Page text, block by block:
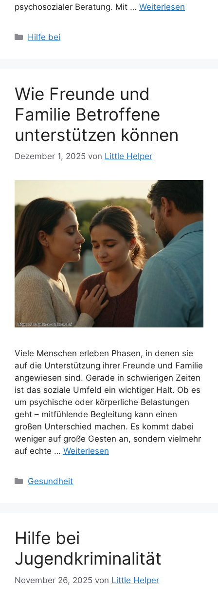
psychosozialer Beratung. Mit … Weiterlesen
Kategorien
Hilfe bei
Wie Freunde und
Familie Betroffene
unterstützen können
Dezember 1, 2025 von Little Helper
Viele Menschen erleben Phasen, in denen sie
auf die Unterstützung ihrer Freunde und Familie
angewiesen sind. Gerade in schwierigen Zeiten
ist das soziale Umfeld ein wichtiger Halt. Ob es
um psychische oder körperliche Belastungen
geht – mitfühlende Begleitung kann einen
großen Unterschied machen. Es kommt dabei
weniger auf große Gesten an, sondern vielmehr
auf echte … Weiterlesen
Kategorien
Gesundheit
Hilfe bei
Jugendkriminalität
November 26, 2025 von Little Helper